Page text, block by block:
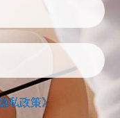
私政策》